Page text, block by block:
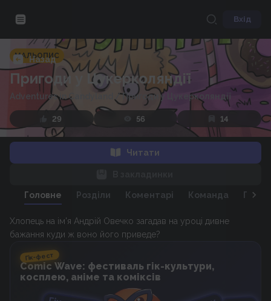
Вхід
Назад
МАЛЬОПИС
Пригоди у Цукерколяндії
Adventures in Candyland /Пригоди у Цукерколяндії
29 56 14
Читати
Головне Розділи Коментарі Команда
Хлопець на ім'я Андрій Овечко загадав на уроці дивне
бажання куди ж воно його приведе?
Гік-фест
Comic Wave: фестиваль гік-культури,
косплею, аніме та коміксів